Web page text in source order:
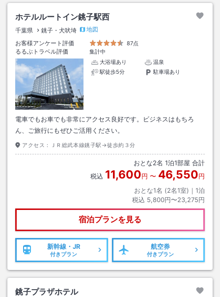
ホテルルートイン銚子駅西
千葉県 銚子・犬吠埼
地図
お客様アンケート評価
87点
るるぶトラベル評価
集計中
大浴場あり
温泉
駅徒歩5分
駐車場あり
電車でもお車でも非常にアクセス良好です。ビジネスはもちろ
ん、ご旅行にもぜひご活用ください。
アクセス： ＪＲ総武本線銚子駅→徒歩約３分
おとな2名 1泊1部屋 合計
税込 11,600円 〜 46,550円
おとな1名 (2名1室)｜ 1泊
税込 5,800円〜23,275円
宿泊プランを見る
新幹線・JR
付きプラン
航空券
付きプラン
銚子プラザホテル